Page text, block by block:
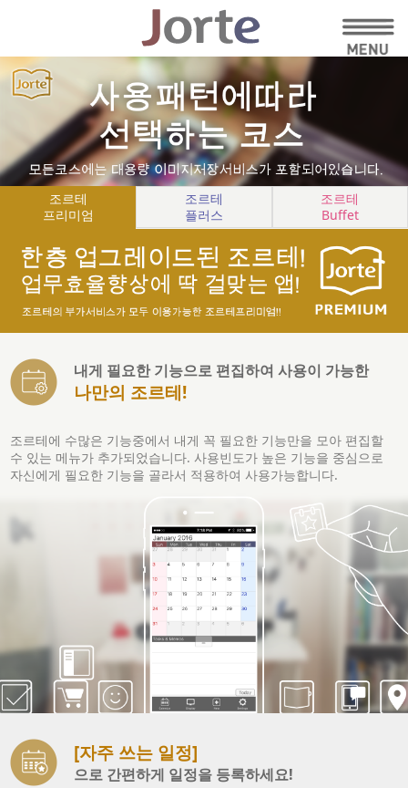
조르테
프리미엄
조르테
플러스
조르테
Buffet
내게 필요한 기능으로 편집하여 사용이 가능한
나만의 조르테!
조르테에 수많은 기능중에서 내게 꼭 필요한 기능만을 모아 편집할
수 있는 메뉴가 추가되었습니다. 사용빈도가 높은 기능을 중심으로
자신에게 필요한 기능을 골라서 적용하여 사용가능합니다.
[자주 쓰는 일정]
으로 간편하게 일정을 등록하세요!